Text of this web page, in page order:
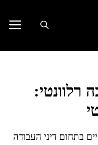
רלוונטי:
בתחום דיני העבודה